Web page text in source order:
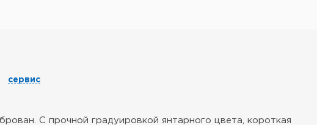
сервис
С прочной градуировкой янтарного цвета, короткая